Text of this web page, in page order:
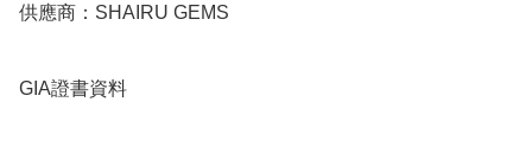
供應商：SHAIRU GEMS
GIA證書資料